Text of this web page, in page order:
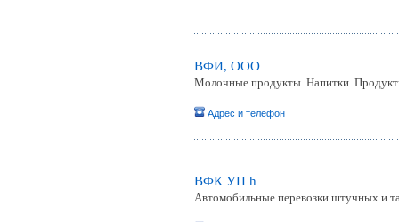
ВФИ, ООО
Молочные продукты. Напитки.
Адрес и телефон
ВФК УП h
Автомобильные перевозки штучных и